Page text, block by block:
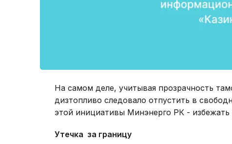
На самом деле, учитывая прозрачность
дизтопливо следовало отпустить в
этой инициативы Минэнерго РК -
Утечка за границу